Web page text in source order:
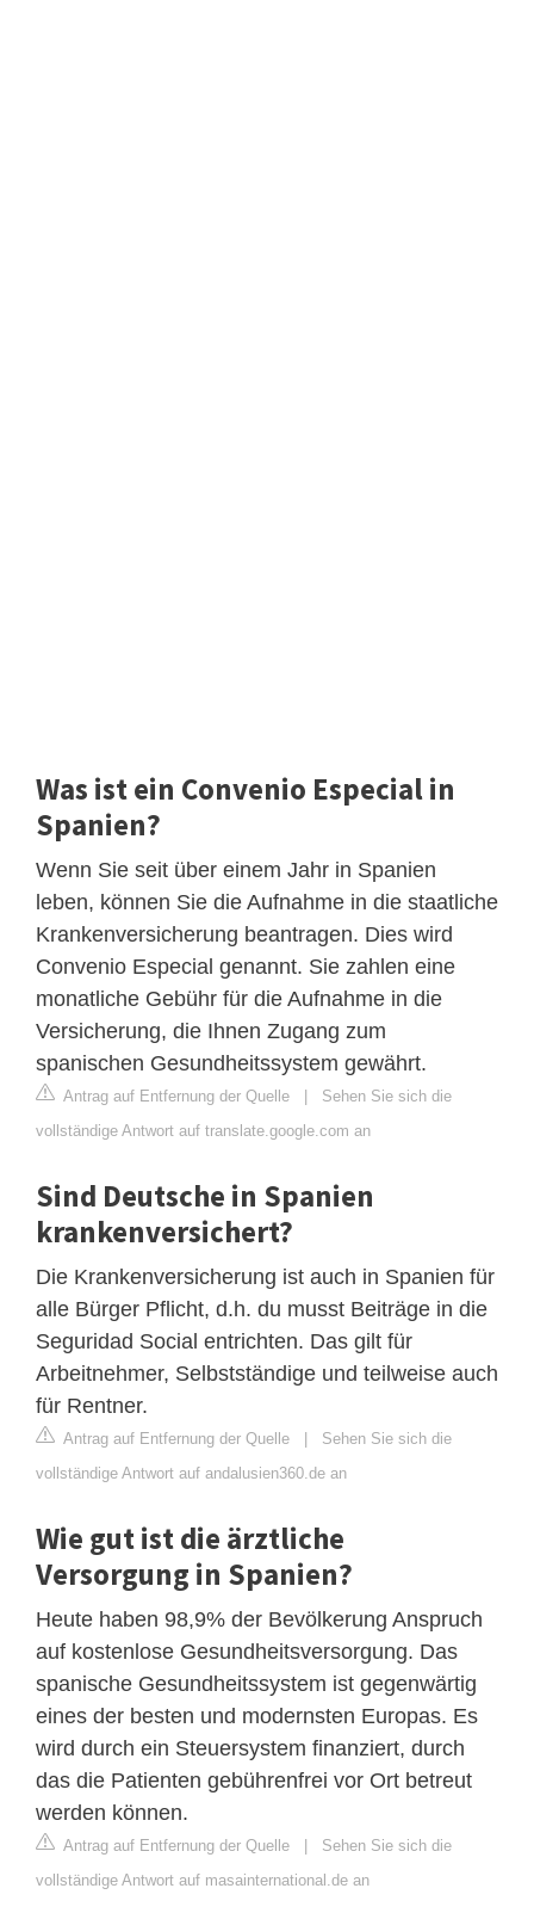
Was ist ein Convenio Especial in
Spanien?
Wenn Sie seit über einem Jahr in Spanien
leben, können Sie die Aufnahme in die staatliche
Krankenversicherung beantragen. Dies wird
Convenio Especial genannt. Sie zahlen eine
monatliche Gebühr für die Aufnahme in die
Versicherung, die Ihnen Zugang zum
spanischen Gesundheitssystem gewährt.
Antrag auf Entfernung der Quelle | Sehen Sie sich die
vollständige Antwort auf translate.google.com an
Sind Deutsche in Spanien
krankenversichert?
Die Krankenversicherung ist auch in Spanien für
alle Bürger Pflicht, d.h. du musst Beiträge in die
Seguridad Social entrichten. Das gilt für
Arbeitnehmer, Selbstständige und teilweise auch
für Rentner.
Antrag auf Entfernung der Quelle | Sehen Sie sich die
vollständige Antwort auf andalusien360.de an
Wie gut ist die ärztliche
Versorgung in Spanien?
Heute haben 98,9% der Bevölkerung Anspruch
auf kostenlose Gesundheitsversorgung. Das
spanische Gesundheitssystem ist gegenwärtig
eines der besten und modernsten Europas. Es
wird durch ein Steuersystem finanziert, durch
das die Patienten gebührenfrei vor Ort betreut
werden können.
Antrag auf Entfernung der Quelle | Sehen Sie sich die
vollständige Antwort auf masainternational.de an